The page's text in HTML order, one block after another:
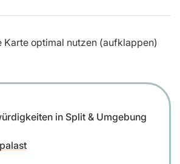
Karte optimal nutzen (aufklappen)
in Split & Umgebung